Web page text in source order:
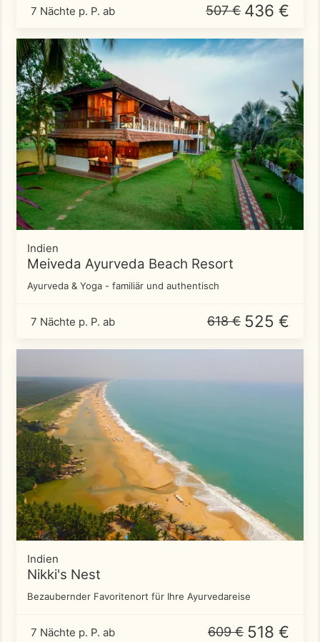
7 Nächte p. P. ab 507 € 436 €
Indien
Meiveda Ayurveda Beach Resort
Ayurveda & Yoga - familiär und authentisch
7 Nächte p. P. ab 618 € 525 €
Indien
Nikki's Nest
Bezaubernder Favoritenort für Ihre Ayurvedareise
7 Nächte p. P. ab 609 € 518 €